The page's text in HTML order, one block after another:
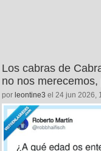
Los cabras de
no nos
por leontine3 el 24 jun 2026,